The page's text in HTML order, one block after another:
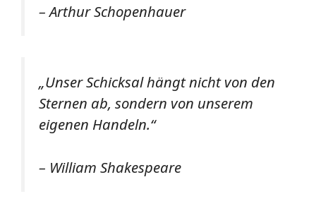
– Arthur Schopenhauer
„Unser Schicksal hängt nicht von den
Sternen ab, sondern von unserem
eigenen Handeln.“
– William Shakespeare